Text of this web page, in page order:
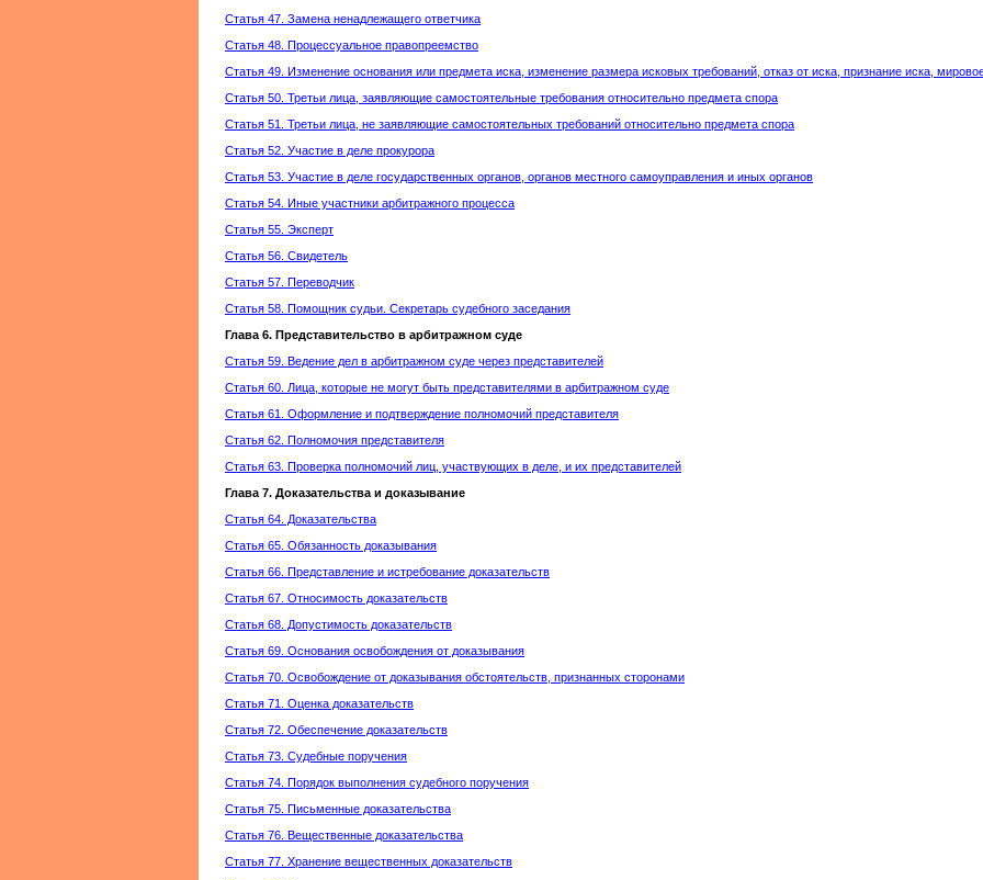
Статья 47. Замена ненадлежащего ответчика
Статья 48. Процессуальное правопреемство
Статья 49. Изменение основания или предмета иска, изменение размера исковых требований, отказ от иска, признание иска,
Статья 50. Третьи лица, заявляющие самостоятельные требования относительно предмета спора
Статья 51. Третьи лица, не заявляющие самостоятельных требований относительно предмета спора
Статья 52. Участие в деле прокурора
Статья 53. Участие в деле государственных органов, органов местного самоуправления и иных органов
Статья 54. Иные участники арбитражного процесса
Статья 55. Эксперт
Статья 56. Свидетель
Статья 57. Переводчик
Статья 58. Помощник судьи. Секретарь судебного заседания
Глава 6. Представительство в арбитражном суде
Статья 59. Ведение дел в арбитражном суде через представителей
Статья 60. Лица, которые не могут быть представителями в арбитражном суде
Статья 61. Оформление и подтверждение полномочий представителя
Статья 62. Полномочия представителя
Статья 63. Проверка полномочий лиц, участвующих в деле, и их представителей
Глава 7. Доказательства и доказывание
Статья 64. Доказательства
Статья 65. Обязанность доказывания
Статья 66. Представление и истребование доказательств
Статья 67. Относимость доказательств
Статья 68. Допустимость доказательств
Статья 69. Основания освобождения от доказывания
Статья 70. Освобождение от доказывания обстоятельств, признанных сторонами
Статья 71. Оценка доказательств
Статья 72. Обеспечение доказательств
Статья 73. Судебные поручения
Статья 74. Порядок выполнения судебного поручения
Статья 75. Письменные доказательства
Статья 76. Вещественные доказательства
Статья 77. Хранение вещественных доказательств